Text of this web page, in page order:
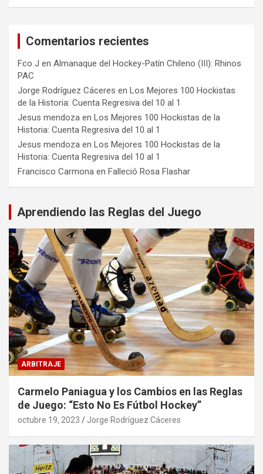
Comentarios recientes
Fco J en Almanaque del Hockey-Patín Chileno (III): Rhinos
PAC
Jorge Rodríguez Cáceres en Los Mejores 100 Hockistas
de la Historia: Cuenta Regresiva del 10 al 1
Jesus mendoza en Los Mejores 100 Hockistas de la
Historia: Cuenta Regresiva del 10 al 1
Jesus mendoza en Los Mejores 100 Hockistas de la
Historia: Cuenta Regresiva del 10 al 1
Francisco Carmona en Falleció Rosa Flashar
Aprendiendo las Reglas del Juego
ARBITRAJE
Carmelo Paniagua y los Cambios en las Reglas
de Juego: “Esto No Es Fútbol Hockey”
octubre 19, 2023 Jorge Rodríguez Cáceres